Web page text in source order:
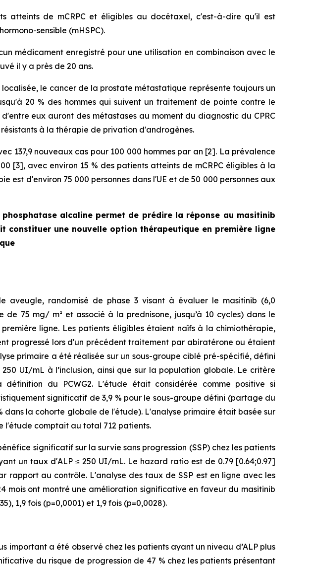
atteints de mCRPC et éligibles au docétaxel, c'est-à-dire qu'il est
sensible (mHSPC).
médicament enregistré pour une utilisation en combinaison avec le
il y a près de 20 ans.
le cancer de la prostate métastatique représente toujours un
20 % des hommes qui suivent un traitement de pointe contre le
eux auront des métastases au moment du diagnostic du CPRC
à la thérapie de privation d'androgènes.
137,9 nouveaux cas pour 100 000 hommes par an [2]. La prévalence
[3], avec environ 15 % des patients atteints de mCRPC éligibles à la
est d'environ 75 000 personnes dans l'UE et de 50 000 personnes aux
alcaline permet de prédire la réponse au masitinib
constituer une nouvelle option thérapeutique en première ligne
aveugle, randomisé de phase 3 visant à évaluer le masitinib (6,0
75 mg/ m² et associé à la prednisone, jusqu’à 10 cycles) dans le
ligne. Les patients éligibles étaient naïfs à la chimiothérapie,
progressé lors d'un précédent traitement par abiratérone ou étaient
primaire a été réalisée sur un sous-groupe ciblé pré-spécifié, défini
UI/mL à l’inclusion, ainsi que sur la population globale. Le critère
du PCWG2. L'étude était considérée comme positive si
significatif de 3,9 % pour le sous-groupe défini (partage du
la cohorte globale de l'étude). L'analyse primaire était basée sur
l'étude comptait au total 712 patients.
significatif sur la survie sans progression (SSP) chez les patients
un taux d'ALP ≤ 250 UI/mL. Le hazard ratio est de 0.79 [0.64;0.97]
rapport au contrôle. L'analyse des taux de SSP est en ligne avec les
mois ont montré une amélioration significative en faveur du masitinib
1,9 fois (p=0,0001) et 1,9 fois (p=0,0028).
a été observé chez les patients ayant un niveau d’ALP plus
du risque de progression de 47 % chez les patients présentant